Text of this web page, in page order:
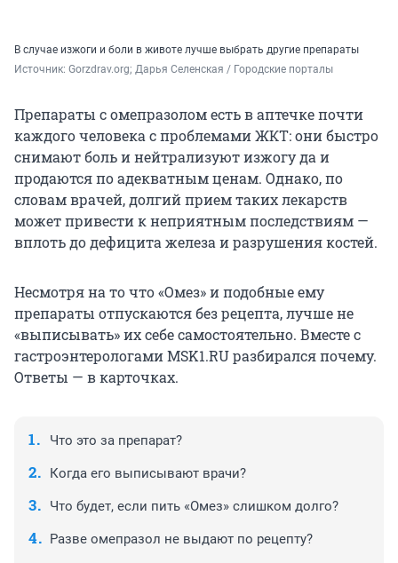
В случае изжоги и боли в животе лучше выбрать другие препараты
Источник: Gorzdrav.org; Дарья Селенская / Городские порталы
Препараты с омепразолом есть в аптечке почти
каждого человека с проблемами ЖКТ: они быстро
снимают боль и нейтрализуют изжогу да и
продаются по адекватным ценам. Однако, по
словам врачей, долгий прием таких лекарств
может привести к неприятным последствиям —
вплоть до дефицита железа и разрушения костей.
Несмотря на то что «Омез» и подобные ему
препараты отпускаются без рецепта, лучше не
«выписывать» их себе самостоятельно. Вместе с
гастроэнтерологами MSK1.RU разбирался почему.
Ответы — в карточках.
Что это за препарат?
Когда его выписывают врачи?
Что будет, если пить «Омез» слишком долго?
Разве омепразол не выдают по рецепту?